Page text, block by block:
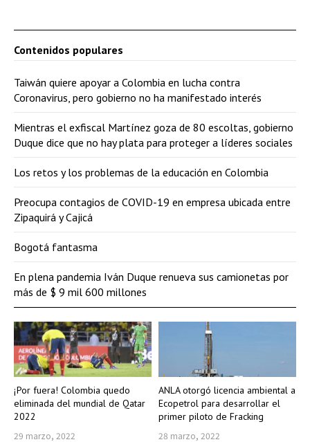
¡Por fuera! Colombia quedo
eliminada del mundial de Qatar
2022
29 marzo, 2022
ANLA otorgó licencia ambiental a
Ecopetrol para desarrollar el
primer piloto de Fracking
28 marzo, 2022
Contenidos populares
Taiwán quiere apoyar a Colombia en lucha contra
Coronavirus, pero gobierno no ha manifestado interés
Mientras el exfiscal Martínez goza de 80 escoltas, gobierno
Duque dice que no hay plata para proteger a líderes sociales
Los retos y los problemas de la educación en Colombia
Preocupa contagios de COVID-19 en empresa ubicada entre
Zipaquirá y Cajicá
Bogotá fantasma
En plena pandemia Iván Duque renueva sus camionetas por
más de $ 9 mil 600 millones